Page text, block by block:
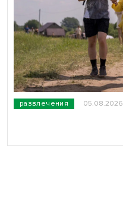
развлечения 05.08.2026